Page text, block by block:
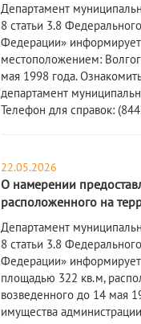
Департамент
8 статьи 3.8
Федерации»
местоположением:
мая 1998 года.
департамент
Телефон для справок:
22.05.2026
О намерении
расположенного на
Департамент
8 статьи 3.8
Федерации»
площадью 322 кв.м,
возведенного до 14 мая
имущества